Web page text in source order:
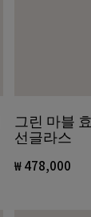
그린 마블
선글라스
₩ 478,000